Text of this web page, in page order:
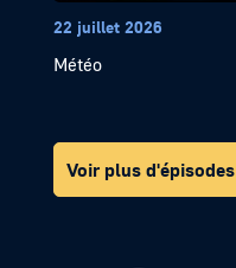
22 juillet 2026
Météo
Voir plus d'épisodes